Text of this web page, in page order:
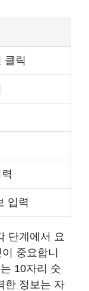
클릭
입력
단계에서 요
중요합니
10자리 숫
한 정보는 자